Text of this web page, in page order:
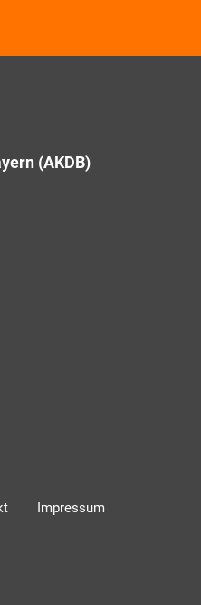
des AKDB
Aber auch schnell und
zeitgemäß digital.
die Sie jederzeit
Detaillierte
ich der
(AKDB)
Impressum